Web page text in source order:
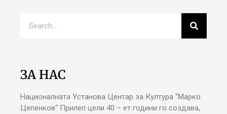
ЗА НАС
Националната Установа Центар за Култура “Марко
Цепенков“ Прилеп цели 40 – ет години го создава,